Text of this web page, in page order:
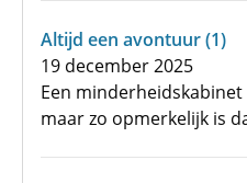
Altijd een avontuur (1)
19 december 2025
Een
maar zo opmerkelijk is